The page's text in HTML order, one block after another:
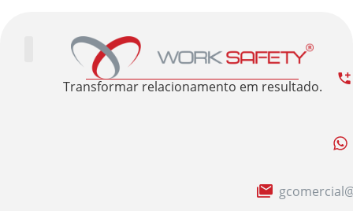
Transformar relacionamento em resultado.